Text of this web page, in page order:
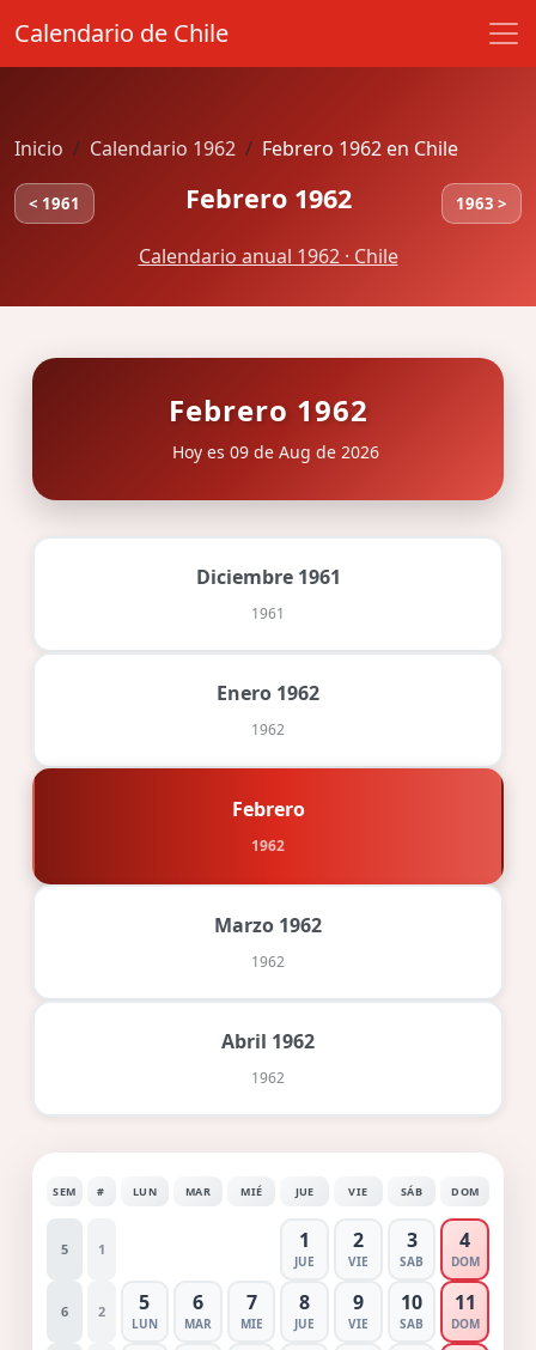
Calendario de Chile
Inicio Calendario 1962 Febrero 1962 en Chile
< 1961 Febrero 1962 1963 >
Calendario anual 1962 · Chile
Febrero 1962
Hoy es 09 de Aug de 2026
Diciembre 1961
1961
Enero 1962
1962
Febrero
1962
Marzo 1962
1962
Abril 1962
1962
SEM # LUN MAR MIÉ JUE VIE SÁB DOM
5 1 1
JUE
2
VIE
3
SAB
4
DOM
6 2 5
LUN
6
MAR
7
MIE
8
JUE
9
VIE
10
SAB
11
DOM